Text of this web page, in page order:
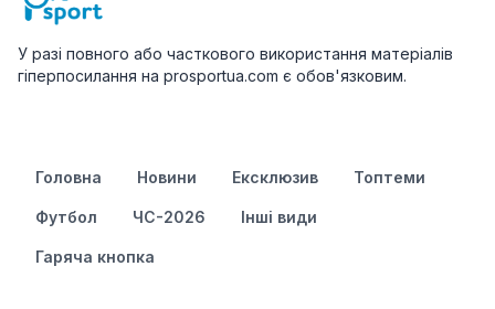
У разі повного або часткового використання матеріалів
гіперпосилання на prosportua.com є обов'язковим.
Головна Новини Ексклюзив Топтеми
Футбол ЧС-2026 Інші види
Гаряча кнопка